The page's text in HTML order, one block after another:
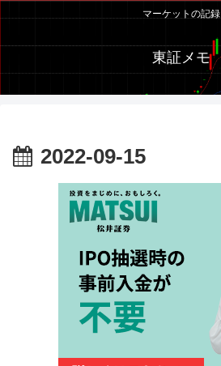
マーケットの記録
東証メモ
2022-09-15